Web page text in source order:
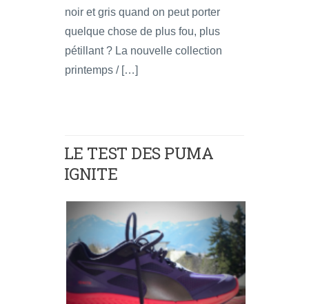
noir et gris quand on peut porter
quelque chose de plus fou, plus
pétillant ? La nouvelle collection
printemps / […]
LE TEST DES PUMA
IGNITE